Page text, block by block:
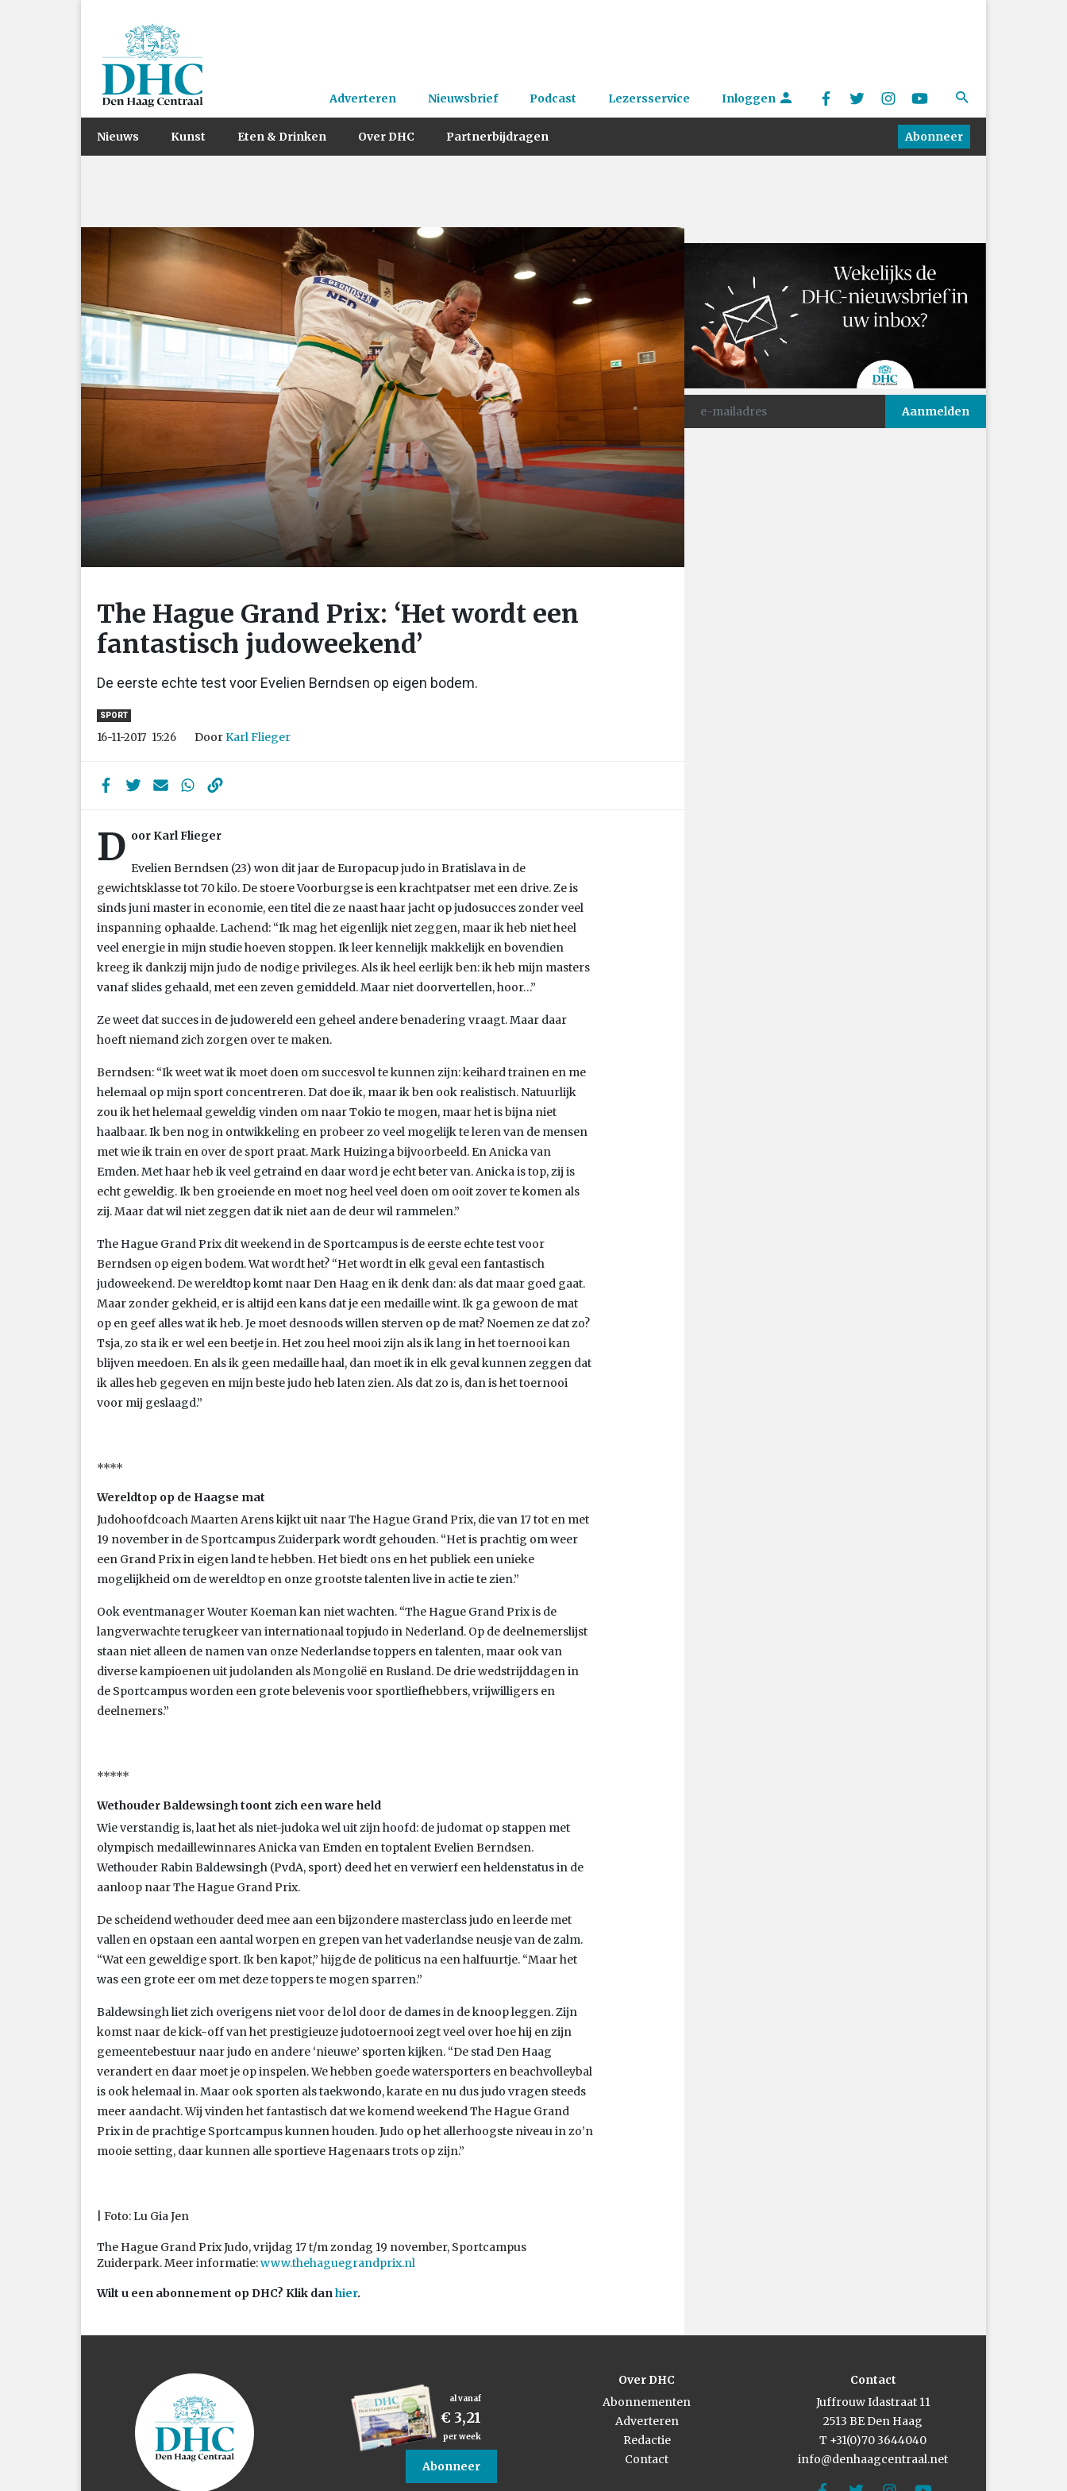
Adverteren Nieuwsbrief Podcast Lezersservice Inloggen
Nieuws Kunst Eten & Drinken Over DHC Partnerbijdragen Abonneer
The Hague Grand Prix: ‘Het wordt een
fantastisch judoweekend’
De eerste echte test voor Evelien Berndsen op eigen bodem.
SPORT
16-11-2017 15:26 DoorKarl Flieger
D oor Karl Flieger
Evelien Berndsen (23) won dit jaar de Europacup judo in Bratislava in de
gewichtsklasse tot 70 kilo. De stoere Voorburgse is een krachtpatser met een drive. Ze is
sinds juni master in economie, een titel die ze naast haar jacht op judosucces zonder veel
inspanning ophaalde. Lachend: “Ik mag het eigenlijk niet zeggen, maar ik heb niet heel
veel energie in mijn studie hoeven stoppen. Ik leer kennelijk makkelijk en bovendien
kreeg ik dankzij mijn judo de nodige privileges. Als ik heel eerlijk ben: ik heb mijn masters
vanaf slides gehaald, met een zeven gemiddeld. Maar niet doorvertellen, hoor…”
Ze weet dat succes in de judowereld een geheel andere benadering vraagt. Maar daar
hoeft niemand zich zorgen over te maken.
Berndsen: “Ik weet wat ik moet doen om succesvol te kunnen zijn: keihard trainen en me
helemaal op mijn sport concentreren. Dat doe ik, maar ik ben ook realistisch. Natuurlijk
zou ik het helemaal geweldig vinden om naar Tokio te mogen, maar het is bijna niet
haalbaar. Ik ben nog in ontwikkeling en probeer zo veel mogelijk te leren van de mensen
met wie ik train en over de sport praat. Mark Huizinga bijvoorbeeld. En Anicka van
Emden. Met haar heb ik veel getraind en daar word je echt beter van. Anicka is top, zij is
echt geweldig. Ik ben groeiende en moet nog heel veel doen om ooit zover te komen als
zij. Maar dat wil niet zeggen dat ik niet aan de deur wil rammelen.”
The Hague Grand Prix dit weekend in de Sportcampus is de eerste echte test voor
Berndsen op eigen bodem. Wat wordt het? “Het wordt in elk geval een fantastisch
judoweekend. De wereldtop komt naar Den Haag en ik denk dan: als dat maar goed gaat.
Maar zonder gekheid, er is altijd een kans dat je een medaille wint. Ik ga gewoon de mat
op en geef alles wat ik heb. Je moet desnoods willen sterven op de mat? Noemen ze dat zo?
Tsja, zo sta ik er wel een beetje in. Het zou heel mooi zijn als ik lang in het toernooi kan
blijven meedoen. En als ik geen medaille haal, dan moet ik in elk geval kunnen zeggen dat
ik alles heb gegeven en mijn beste judo heb laten zien. Als dat zo is, dan is het toernooi
voor mij geslaagd.”
****
Wereldtop op de Haagse mat
Judohoofdcoach Maarten Arens kijkt uit naar The Hague Grand Prix, die van 17 tot en met
19 november in de Sportcampus Zuiderpark wordt gehouden. “Het is prachtig om weer
een Grand Prix in eigen land te hebben. Het biedt ons en het publiek een unieke
mogelijkheid om de wereldtop en onze grootste talenten live in actie te zien.”
Ook eventmanager Wouter Koeman kan niet wachten. “The Hague Grand Prix is de
langverwachte terugkeer van internationaal topjudo in Nederland. Op de deelnemerslijst
staan niet alleen de namen van onze Nederlandse toppers en talenten, maar ook van
diverse kampioenen uit judolanden als Mongolië en Rusland. De drie wedstrijddagen in
de Sportcampus worden een grote belevenis voor sportliefhebbers, vrijwilligers en
deelnemers.”
*****
Wethouder Baldewsingh toont zich een ware held
Wie verstandig is, laat het als niet-judoka wel uit zijn hoofd: de judomat op stappen met
olympisch medaillewinnares Anicka van Emden en toptalent Evelien Berndsen.
Wethouder Rabin Baldewsingh (PvdA, sport) deed het en verwierf een heldenstatus in de
aanloop naar The Hague Grand Prix.
De scheidend wethouder deed mee aan een bijzondere masterclass judo en leerde met
vallen en opstaan een aantal worpen en grepen van het vaderlandse neusje van de zalm.
“Wat een geweldige sport. Ik ben kapot,” hijgde de politicus na een halfuurtje. “Maar het
was een grote eer om met deze toppers te mogen sparren.”
Baldewsingh liet zich overigens niet voor de lol door de dames in de knoop leggen. Zijn
komst naar de kick-off van het prestigieuze judotoernooi zegt veel over hoe hij en zijn
gemeentebestuur naar judo en andere ‘nieuwe’ sporten kijken. “De stad Den Haag
verandert en daar moet je op inspelen. We hebben goede watersporters en beachvolleybal
is ook helemaal in. Maar ook sporten als taekwondo, karate en nu dus judo vragen steeds
meer aandacht. Wij vinden het fantastisch dat we komend weekend The Hague Grand
Prix in de prachtige Sportcampus kunnen houden. Judo op het allerhoogste niveau in zo’n
mooie setting, daar kunnen alle sportieve Hagenaars trots op zijn.”
| Foto: Lu Gia Jen
The Hague Grand Prix Judo, vrijdag 17 t/m zondag 19 november, Sportcampus
Zuiderpark. Meer informatie:www.thehaguegrandprix.nl
Wilt u een abonnement op DHC? Klik dan hier.
al vanaf
€ 3,21
per week
Abonneer
Over DHC
Abonnementen
Adverteren
Redactie
Contact
Contact
Juffrouw Idastraat 11
2513 BE Den Haag
T +31(0)70 3644040
info@denhaagcentraal.net